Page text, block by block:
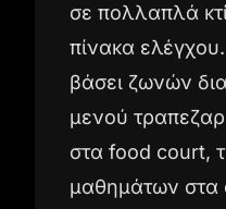
σε πολλαπλά
πίνακα
βάσει ζωνών
μενού
στα food court,
μαθημάτων στα